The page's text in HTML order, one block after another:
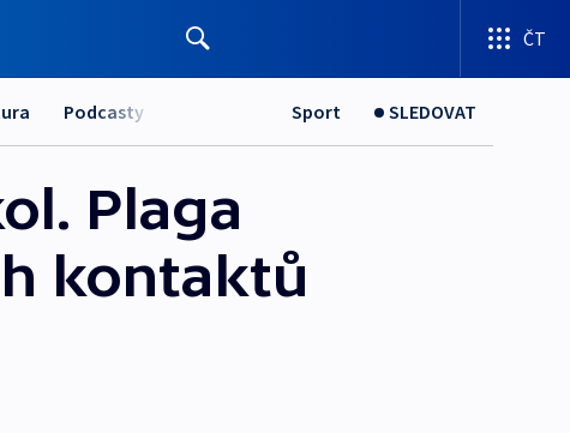
ČT
Podcasty Sport SLEDOVAT
Plaga
kontaktů